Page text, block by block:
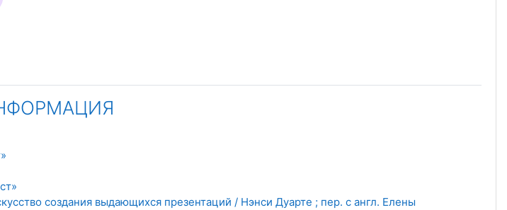
создания выдающихся презентаций / Нэнси Дуарте ; пер. с англ. Елены